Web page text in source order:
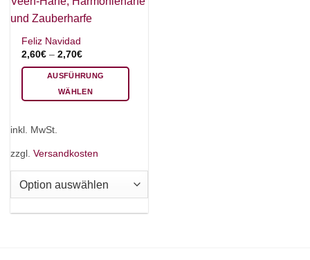
Feliz Navidad
2,60€ –2,70€
AUSFÜHRUNG
WÄHLEN
weist
mehrere
auf.
inkl. MwSt.
zzgl. Versandkosten